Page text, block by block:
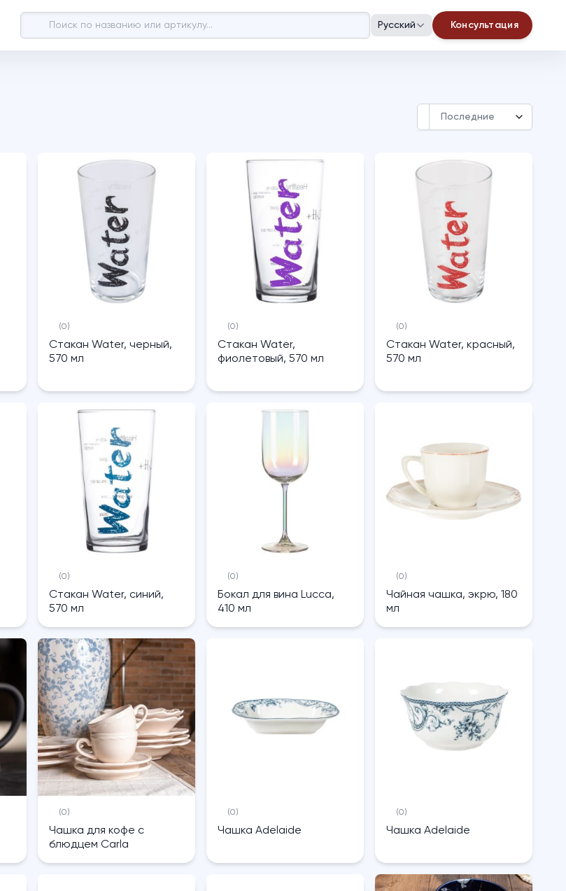
Русский Консультация
(0)
Стакан Water, черный,
570 мл
(0)
Стакан Water,
фиолетовый, 570 мл
(0)
Стакан Water, красный,
570 мл
(0)
Стакан Water, синий,
570 мл
(0)
Бокал для вина Lucca,
410 мл
(0)
Чайная чашка, экрю, 180
мл
(0)
Чашка для кофе с
блюдцем Carla
(0)
Чашка Adelaide
(0)
Чашка Adelaide